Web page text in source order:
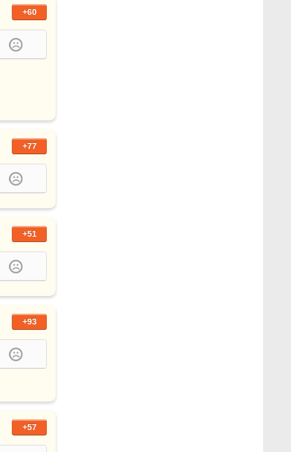
+60
+77
+51
+93
+57